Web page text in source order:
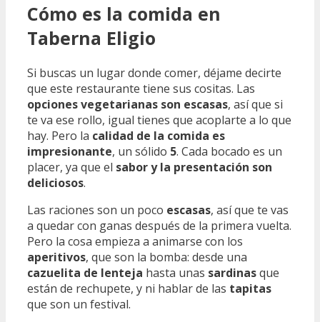
Cómo es la comida en
Taberna Eligio
Si buscas un lugar donde comer, déjame decirte
que este restaurante tiene sus cositas. Las
opciones vegetarianas son escasas, así que si
te va ese rollo, igual tienes que acoplarte a lo que
hay. Pero la calidad de la comida es
impresionante, un sólido 5. Cada bocado es un
placer, ya que el sabor y la presentación son
deliciosos.
Las raciones son un poco escasas, así que te vas
a quedar con ganas después de la primera vuelta.
Pero la cosa empieza a animarse con los
aperitivos, que son la bomba: desde una
cazuelita de lenteja hasta unas sardinasque
están de rechupete, y ni hablar de las tapitas
que son un festival.